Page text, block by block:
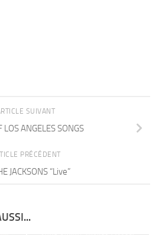
SUIVANT
LOS ANGELES SONGS
PRÉCÉDENT
JACKSONS “Live”